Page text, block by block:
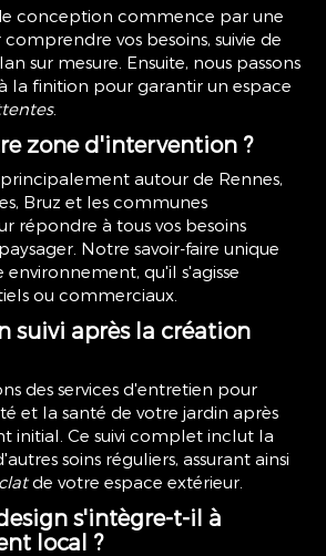
conception commence par une
vos besoins, suivie de
sur mesure. Ensuite, nous passons
la finition pour garantir un espace
.
zone d'intervention ?
autour de Rennes,
Bruz et les communes
répondre à tous vos besoins
Notre savoir-faire unique
environnement, qu'il s'agisse
ou commerciaux.
suivi après la création
des services d'entretien pour
et la santé de votre jardin après
initial. Ce suivi complet inclut la
soins réguliers, assurant ainsi
de votre espace extérieur.
s'intègre-t-il à
local ?